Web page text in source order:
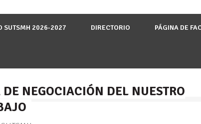
SUTSMH 2026-2027 DIRECTORIO PÁGINA DE
NEGOCIACIÓN DEL NUESTRO